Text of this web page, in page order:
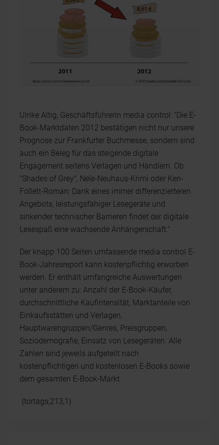
Ulrike Altig, Geschäftsführerin media control: "Die E-
Book-Marktdaten 2012 bestätigen nicht nur unsere
Prognose zur Frankfurter Buchmesse, sondern sind
auch ein Beleg für das steigende digitale
Engagement seitens Verlagen und Händlern. Ob
"Shades of Grey", Nele-Neuhaus-Krimi oder Ken-
Follett-Roman: Dank eines immer differenzierteren
Angebots, leistungsfähiger Lesegeräte und
sinkender technischer Barrieren findet der digitale
Lesespaß eine wachsende Anhängerschaft."
Der knapp 100 Seiten umfassende media control E-
Book-Jahresreport kann kostenpflichtig erworben
werden. Er enthält umfangreiche Auswertungen
unter anderem zu: Anzahl der E-Book-Käufer,
durchschnittliche Kaufintensität, Marktanteile von
Einkaufsstätten und Verlagen,
Hauptwarengruppen/Genres, Preisgruppen,
Soziodemografie, Einsatz von Lesegeräten. Alle
Zahlen sind jeweils aufgeteilt nach
kostenpflichtigen und kostenlosen E-Books sowie
dem gesamten E-Book-Markt.
{tortags,213,1}